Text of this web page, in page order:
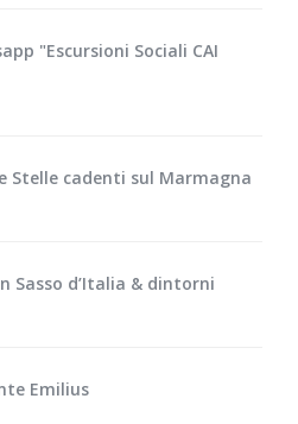
"Escursioni Sociali CAI
Stelle cadenti sul Marmagna
Sasso d’Italia & dintorni
Emilius